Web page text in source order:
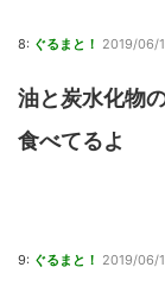
8: ぐるまと！ 2019/06/
油と炭水化物
食べてるよ
9: ぐるまと！ 2019/06/